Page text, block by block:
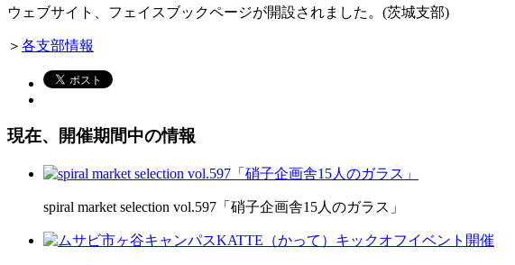
ウェブサイト、フェイスブックページが開設されました。(茨城支部)
＞ 各支部情報
現在、開催期間中の情報
spiral market selection vol.597「硝子企画舎15人のガラス」